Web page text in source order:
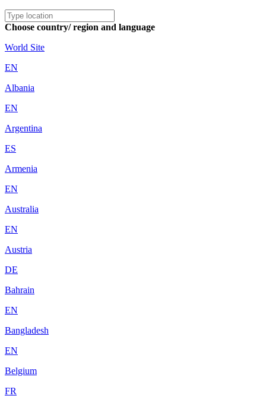
Choose country/ region and language
World Site
EN
Albania
EN
Argentina
ES
Armenia
EN
Australia
EN
Austria
DE
Bahrain
EN
Bangladesh
EN
Belgium
FR